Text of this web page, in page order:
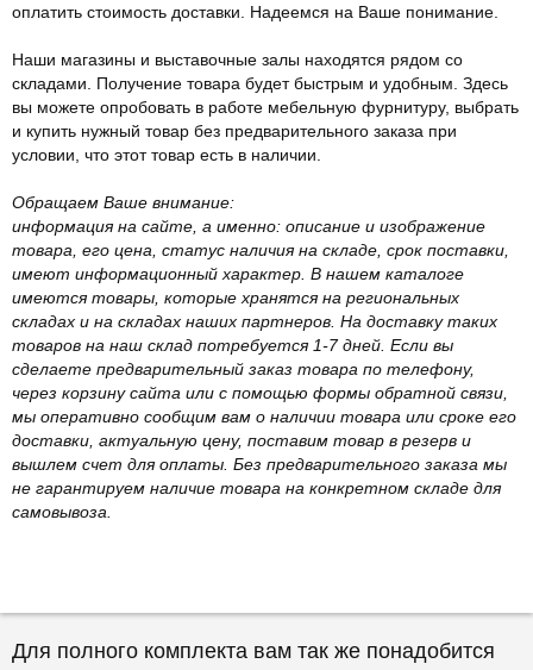
оплатить стоимость доставки. Надеемся на Ваше понимание.
Наши магазины и выставочные залы находятся рядом со
складами. Получение товара будет быстрым и удобным. Здесь
вы можете опробовать в работе мебельную фурнитуру, выбрать
и купить нужный товар без предварительного заказа при
условии, что этот товар есть в наличии.
Обращаем Ваше внимание:
информация на сайте, а именно: описание и изображение
товара, его цена, статус наличия на складе, срок поставки,
имеют информационный характер. В нашем каталоге
имеются товары, которые хранятся на региональных
складах и на складах наших партнеров. На доставку таких
товаров на наш склад потребуется 1-7 дней. Если вы
сделаете предварительный заказ товара по телефону,
через корзину сайта или с помощью формы обратной связи,
мы оперативно сообщим вам о наличии товара или сроке его
доставки, актуальную цену, поставим товар в резерв и
вышлем счет для оплаты. Без предварительного заказа мы
не гарантируем наличие товара на конкретном складе для
самовывоза.
Для полного комплекта вам так же понадобится